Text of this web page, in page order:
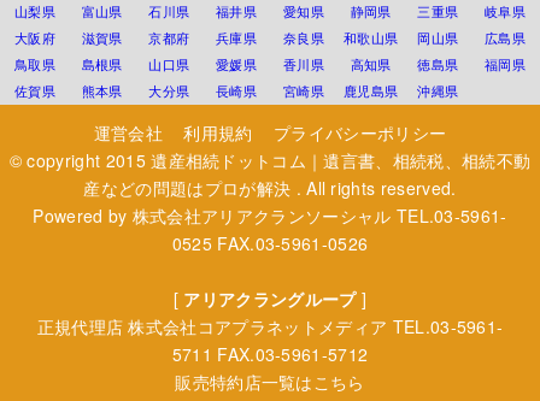
山梨県
富山県 石川県 福井県 愛知県 静岡県 三重県
岐阜県
大阪府
滋賀県 京都府 兵庫県 奈良県 和歌山県 岡山県
広島県
鳥取県
島根県 山口県 愛媛県 香川県 高知県 徳島県
福岡県
佐賀県
熊本県 大分県 長崎県 宮崎県 鹿児島県 沖縄県
運営会社 利用規約
プライバシーポリシー
© copyright 2015遺産相続ドットコム｜遺言書、相続税、相続不動
産などの問題はプロが解決 . All rights reserved.
Powered by 株式会社アリアクランソーシャル TEL.03-5961-
0525 FAX.03-5961-0526
[ アリアクラングループ]
正規代理店株式会社コアプラネットメディア TEL.03-5961-
5711 FAX.03-5961-5712
販売特約店一覧はこちら